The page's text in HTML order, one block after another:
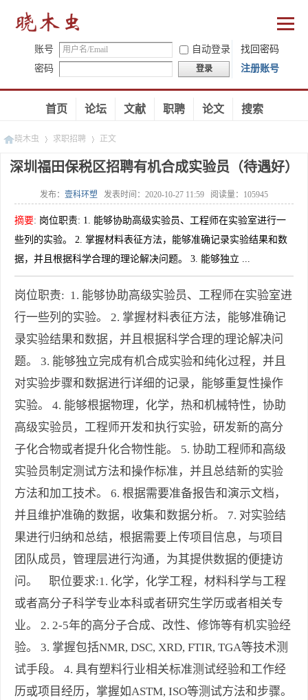
账号 自动登录
找回密码
密码
登录 注册账号
首页 论坛 文献 职聘 论文 搜索
晓木虫
»
求职招聘
»
正文
深圳福田保税区招聘有机合成实验员（待遇好）
发布： 壹科环塑 发表时间： 2020-10-27 11:59 阅读量： 105945
摘要: 岗位职责: 1. 能够协助高级实验员、工程师在实验室进行一
些列的实验。 2. 掌握材料表征方法，能够准确记录实验结果和数
据，并且根据科学合理的理论解决问题。 3. 能够独立 ...
岗位职责: 1. 能够协助高级实验员、工程师在实验室进
行一些列的实验。 2. 掌握材料表征方法，能够准确记
录实验结果和数据，并且根据科学合理的理论解决问
题。 3. 能够独立完成有机合成实验和纯化过程，并且
对实验步骤和数据进行详细的记录，能够重复性操作
实验。 4. 能够根据物理，化学，热和机械特性，协助
高级实验员，工程师开发和执行实验，研发新的高分
子化合物或者提升化合物性能。 5. 协助工程师和高级
实验员制定测试方法和操作标准，并且总结新的实验
方法和加工技术。 6. 根据需要准备报告和演示文档，
并且维护准确的数据，收集和数据分析。 7. 对实验结
果进行归纳和总结，根据需要上传项目信息，与项目
团队成员，管理层进行沟通，为其提供数据的便捷访
问。 职位要求:1. 化学，化学工程，材料科学与工程
或者高分子科学专业本科或者研究生学历或者相关专
业。 2. 2-5年的高分子合成、改性、修饰等有机实验经
验。 3. 掌握包括NMR, DSC, XRD, FTIR, TGA等技术测
试手段。 4. 具有塑料行业相关标准测试经验和工作经
历或项目经历，掌握如ASTM, ISO等测试方法和步骤。